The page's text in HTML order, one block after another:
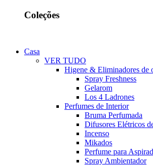
Coleções
Casa
VER TUDO
Higene & Eliminadores de
Spray Freshness
Gelarom
Los 4 Ladrones
Perfumes de Interior
Bruma Perfumada
Difusores Elétricos
Incenso
Mikados
Perfume para
Spray Ambientador